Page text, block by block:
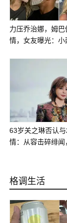
力压乔治娜，姆巴
情，女友曝光：小
63岁关之琳否认
情：从容击碎绯闻
格调生活